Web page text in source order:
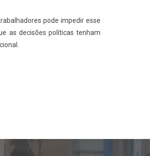
pode impedir esse
as decisões políticas tenham